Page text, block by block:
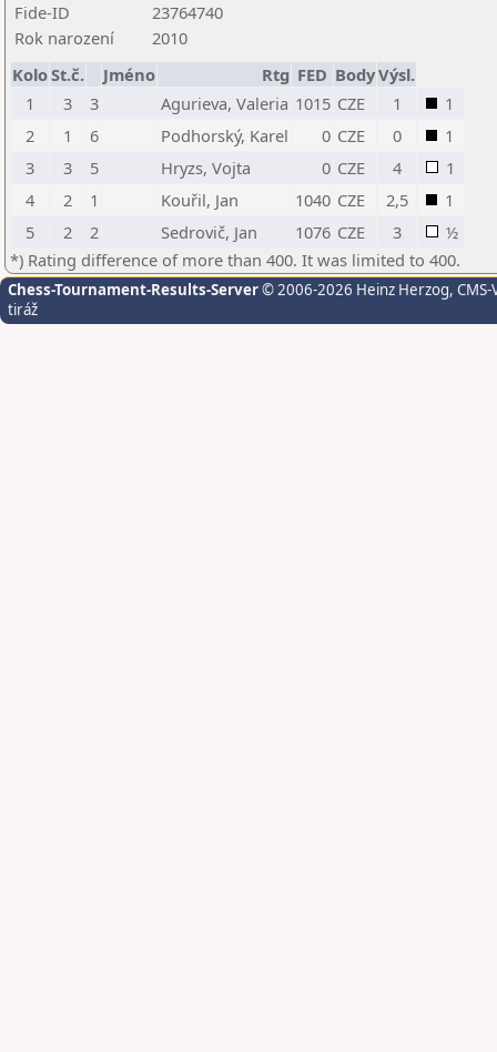
Fide-ID
23764740
Rok narození
2010
KoloSt.č. Jméno Rtg FED BodyVýsl.
1
3 3 Agurieva, Valeria 1015 CZE 1
1
2
1 6 Podhorský, Karel 0 CZE 0
1
3
3 5 Hryzs, Vojta 0 CZE 4
1
4
2 1 Kouřil, Jan 1040 CZE 2,5
1
5
2 2 Sedrovič, Jan 1076 CZE 3
½
*) Rating difference of more than 400. It was limited to 400.
Chess-Tournament-Results-Server© 2006-2026 Heinz Herzog,
tiráž